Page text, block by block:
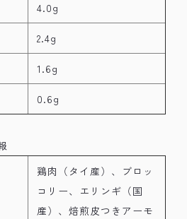
4.0g
2.4g
1.6g
0.6g
鶏肉（タイ産）、ブロッ
コリー、エリンギ（国
産）、焙煎皮つきアーモ